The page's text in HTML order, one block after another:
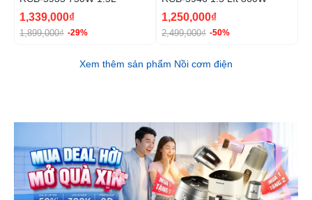
1,339,000₫
1,899,000₫ -29%
1,250,000₫
2,499,000₫ -50%
Xem thêm sản phẩm Nồi cơm điện